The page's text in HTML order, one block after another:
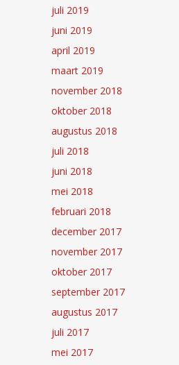
juli 2019
juni 2019
april 2019
maart 2019
november 2018
oktober 2018
augustus 2018
juli 2018
juni 2018
mei 2018
februari 2018
december 2017
november 2017
oktober 2017
september 2017
augustus 2017
juli 2017
mei 2017